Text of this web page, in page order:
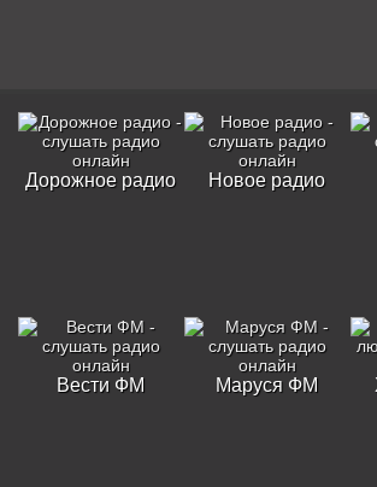
Дорожное радио Новое радио
Вести ФМ Маруся ФМ